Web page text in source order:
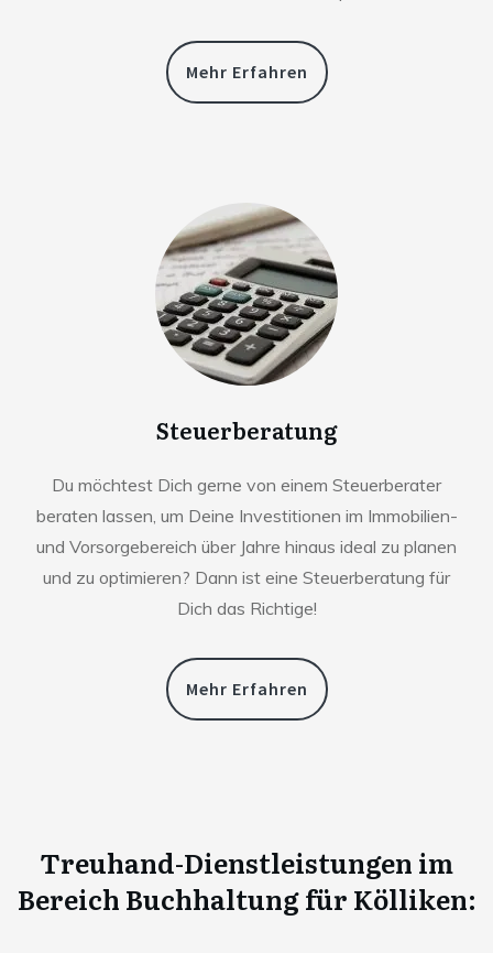
Mehr Erfahren
Steuerberatung
Du möchtest Dich gerne von einem Steuerberater
beraten lassen, um Deine Investitionen im Immobilien-
und Vorsorgebereich über Jahre hinaus ideal zu planen
und zu optimieren? Dann ist eine Steuerberatung für
Dich das Richtige!
Mehr Erfahren
Treuhand-Dienstleistungen im
Bereich Buchhaltung für Kölliken: